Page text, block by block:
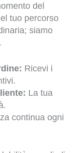
del
tuo percorso
siamo
Ricevi i
La tua
continua ogni